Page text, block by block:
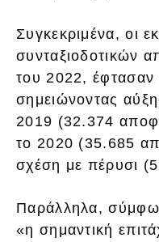
Συγκεκριμένα, οι
συνταξιοδοτικών
του 2022, έφτασαν
σημειώνοντας
2019 (32.374
το 2020 (35.685
σχέση με πέρυσι
Παράλληλα,
«η σημαντική